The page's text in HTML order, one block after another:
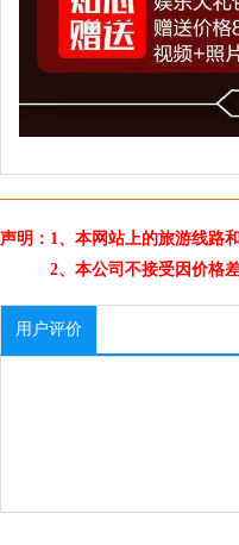
声明：1、本网站上的旅游线路
2、本公司不接受因价格差
用户评价